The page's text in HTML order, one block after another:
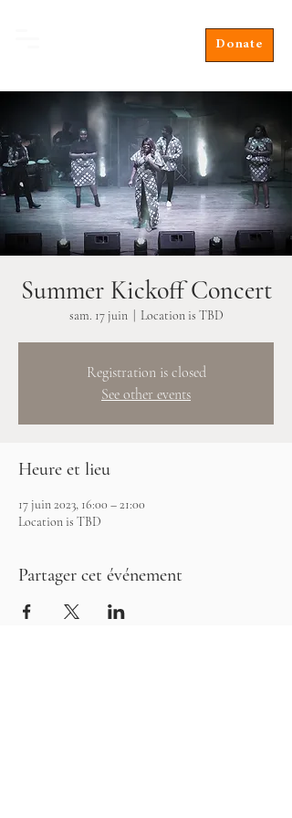
Donate
Summer Kickoff Concert
sam. 17 juin
  |
Location is TBD
Registration is closed
See other events
Heure et lieu
17 juin 2023, 16:00 – 21:00
Location is TBD
Partager cet événement